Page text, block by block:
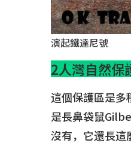
演起鐵達尼號
2人灣自然保
這個保護區是多
是長鼻袋鼠
沒有，它還長這